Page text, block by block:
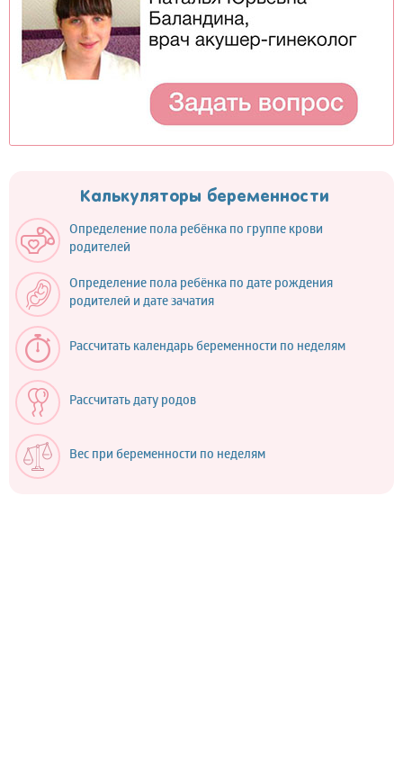
Калькуляторы беременности
Определение пола ребёнка по группе крови
родителей
Определение пола ребёнка по дате рождения
родителей и дате зачатия
Рассчитать календарь беременности по неделям
Рассчитать дату родов
Вес при беременности по неделям